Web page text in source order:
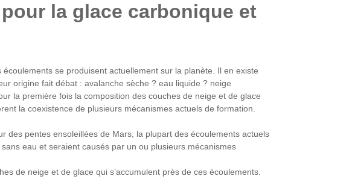
la glace carbonique et
se produisent actuellement sur la planète. Il en existe
origine fait débat : avalanche sèche ? eau liquide ? neige
la première fois la composition des couches de neige et de glace
la coexistence de plusieurs mécanismes actuels de formation.
des pentes ensoleillées de Mars, la plupart des écoulements actuels
eau et seraient causés par un ou plusieurs mécanismes
de neige et de glace qui s’accumulent près de ces écoulements.